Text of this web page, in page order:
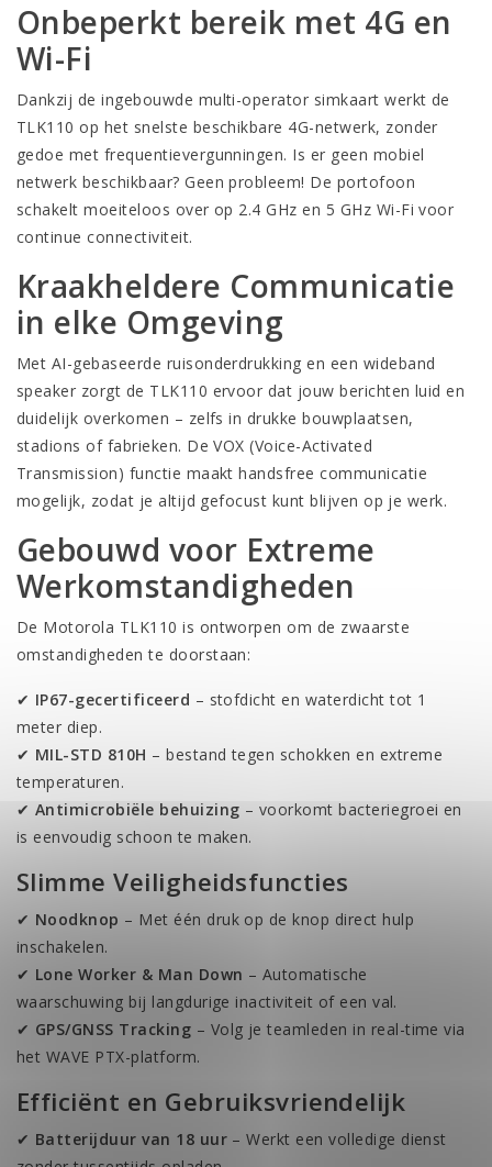
Onbeperkt bereik met 4G en
Wi-Fi
Dankzij de ingebouwde multi-operator simkaart werkt de
TLK110 op het snelste beschikbare 4G-netwerk, zonder
gedoe met frequentievergunningen. Is er geen mobiel
netwerk beschikbaar? Geen probleem! De portofoon
schakelt moeiteloos over op 2.4 GHz en 5 GHz Wi-Fi voor
continue connectiviteit.
Kraakheldere Communicatie
in elke Omgeving
Met AI-gebaseerde ruisonderdrukking en een wideband
speaker zorgt de TLK110 ervoor dat jouw berichten luid en
duidelijk overkomen – zelfs in drukke bouwplaatsen,
stadions of fabrieken. De VOX (Voice-Activated
Transmission) functie maakt handsfree communicatie
mogelijk, zodat je altijd gefocust kunt blijven op je werk.
Gebouwd voor Extreme
Werkomstandigheden
De Motorola TLK110 is ontworpen om de zwaarste
omstandigheden te doorstaan:
✔ IP67-gecertificeerd – stofdicht en waterdicht tot 1
meter diep.
✔ MIL-STD 810H – bestand tegen schokken en extreme
temperaturen.
✔ Antimicrobiële behuizing – voorkomt bacteriegroei en
is eenvoudig schoon te maken.
Slimme Veiligheidsfuncties
✔ Noodknop – Met één druk op de knop direct hulp
inschakelen.
✔ Lone Worker & Man Down – Automatische
waarschuwing bij langdurige inactiviteit of een val.
✔ GPS/GNSS Tracking – Volg je teamleden in real-time via
het WAVE PTX-platform.
Efficiënt en Gebruiksvriendelijk
✔ Batterijduur van 18 uur– Werkt een volledige dienst